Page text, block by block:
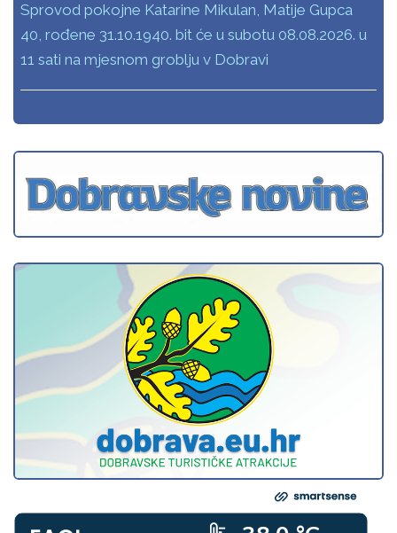
Sprovod pokojne Katarine Mikulan, Matije Gupca
40, rođene 31.10.1940. bit će u subotu 08.08.2026. u
11 sati na mjesnom groblju v Dobravi